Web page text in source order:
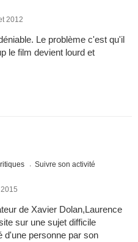
2012
Le problème c'est qu'il
le film devient lourd et
Suivre son activité
de Xavier Dolan,Laurence
sur une sujet difficile
d'une personne par son